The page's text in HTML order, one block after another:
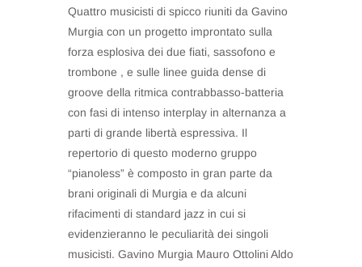
Quattro musicisti di spicco riuniti da Gavino
Murgia con un progetto improntato sulla
forza esplosiva dei due fiati, sassofono e
trombone , e sulle linee guida dense di
groove della ritmica contrabbasso-batteria
con fasi di intenso interplay in alternanza a
parti di grande libertà espressiva. Il
repertorio di questo moderno gruppo
“pianoless” è composto in gran parte da
brani originali di Murgia e da alcuni
rifacimenti di standard jazz in cui si
evidenzieranno le peculiarità dei singoli
musicisti. Gavino Murgia Mauro Ottolini Aldo